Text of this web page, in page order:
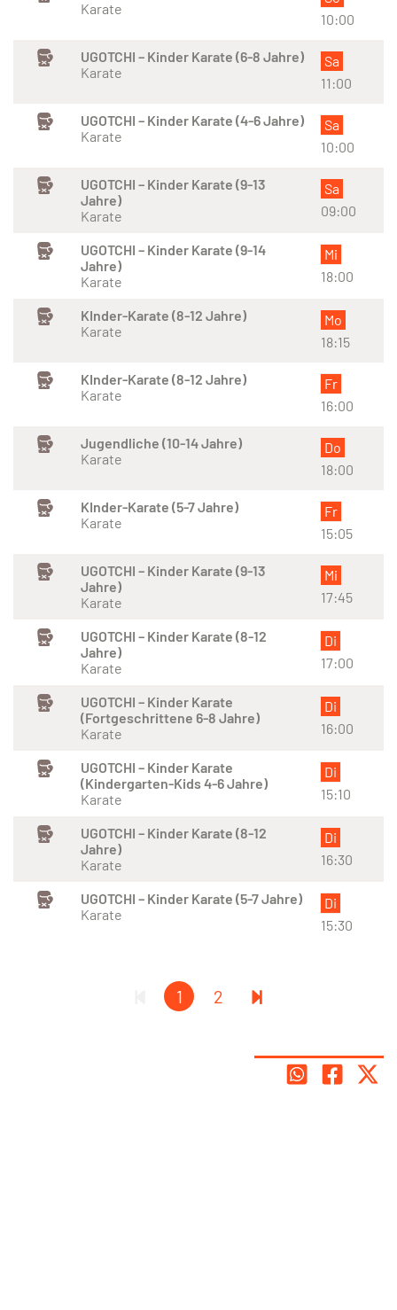
Karate
10:00
UGOTCHI – Kinder Karate (6-8 Jahre)
Karate
Sa
11:00
UGOTCHI – Kinder Karate (4-6 Jahre)
Karate
Sa
10:00
UGOTCHI – Kinder Karate (9-13
Jahre)
Karate
Sa
09:00
UGOTCHI – Kinder Karate (9-14
Jahre)
Karate
Mi
18:00
KInder-Karate (8-12 Jahre)
Karate
Mo
18:15
KInder-Karate (8-12 Jahre)
Karate
Fr
16:00
Jugendliche (10-14 Jahre)
Karate
Do
18:00
KInder-Karate (5-7 Jahre)
Karate
Fr
15:05
UGOTCHI – Kinder Karate (9-13
Jahre)
Karate
Mi
17:45
UGOTCHI – Kinder Karate (8-12
Jahre)
Karate
Di
17:00
UGOTCHI – Kinder Karate
(Fortgeschrittene 6-8 Jahre)
Karate
Di
16:00
UGOTCHI – Kinder Karate
(Kindergarten-Kids 4-6 Jahre)
Karate
Di
15:10
UGOTCHI – Kinder Karate (8-12
Jahre)
Karate
Di
16:30
UGOTCHI – Kinder Karate (5-7 Jahre)
Karate
Di
15:30
1 2